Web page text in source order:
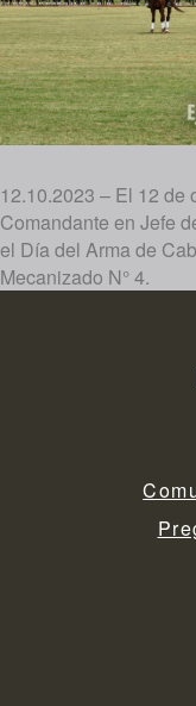
12.10.2023 – El 12 de
Comandante en Jefe
el Día del Arma de
Mecanizado N° 4.